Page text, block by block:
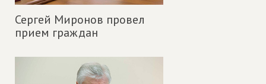
Сергей Миронов провел
прием граждан